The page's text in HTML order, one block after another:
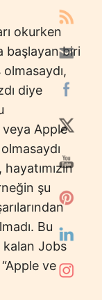
okurken
başlayan biri
diye
veya Apple
şu
Bu
kalan Jobs
ve